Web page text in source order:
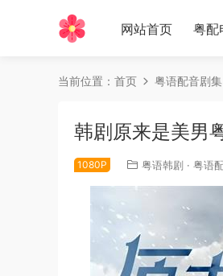
网站首页 粤配
当前位置： 首页 粤语配音剧集
韩剧原来是美男
1080P 粤语韩剧 · 粤语